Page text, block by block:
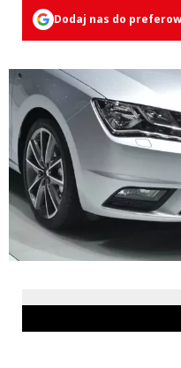
Dodaj nas do